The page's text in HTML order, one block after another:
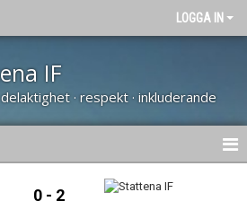
LOGGA IN
IF
delaktighet · respekt · inkluderande
0 - 2